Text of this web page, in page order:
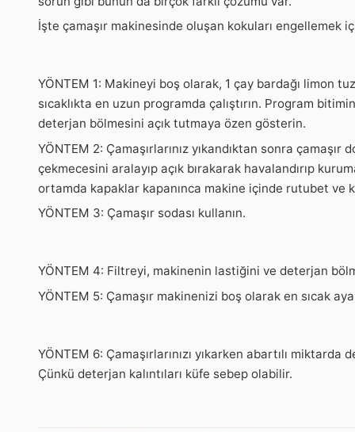
İşte çamaşır makinesinde oluşan kokuları engellemek
YÖNTEM 1: Makineyi boş olarak, 1 çay bardağı limon
sıcaklıkta en uzun programda çalıştırın. Program
deterjan bölmesini açık tutmaya özen gösterin.
YÖNTEM 2: Çamaşırlarınız yıkandıktan sonra
çekmecesini aralayıp açık bırakarak havalandırıp
ortamda kapaklar kapanınca makine içinde rutubet ve
YÖNTEM 3: Çamaşır sodası kullanın.
YÖNTEM 4: Filtreyi, makinenin lastiğini ve deterjan
YÖNTEM 5: Çamaşır makinenizi boş olarak en sıcak
YÖNTEM 6: Çamaşırlarınızı yıkarken abartılı
Çünkü deterjan kalıntıları küfe sebep olabilir.